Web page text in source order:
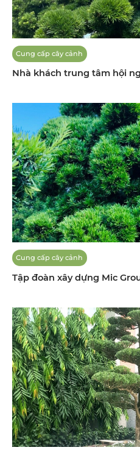
Cung cấp cây cảnh
Nhà khách trung tâm hội
Cung cấp cây cảnh
Tập đoàn xây dựng Mic